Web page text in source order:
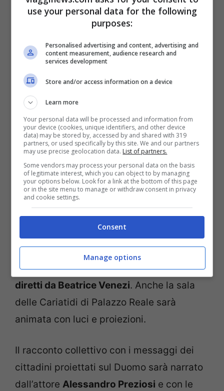
La notte del 31 dicembre questi pensieri
sarannotrasformati dall’artista Felice
Limosani in grafica generativa, un flusso
di immagini digitali animate che saranno
proiettate sulla facciata del Duomo.
Leggi anche –>Capodanno 2021 online: i
concerti in streaming da non perdere
L’evento del Capodanno a Milano
Dalla mezzanotte
scena in diretta, dallasala delle Cariatidi di
Palazzo Reale
concerto dell’Orchestra ‘I
Pomeriggi Musicali’
voce dellasoprano Francesca Manzo,
diretti da Beatrice Venezi. Anche la sala
delle Cariatidi di Palazzo Reale sarà
animata con luci e proiezioni.
Il racconto collettivo con i messaggi dei
cittadini proiettati sul Duomo sarà narrato
dall’attore Alessandro Preziosi e con le
use your personal data for the following
purposes:
Personalised advertising and content, advertising and
content measurement, audience research and
services development
Store and/or access information on a device
Learn more
Your personal data will be processed and information from
your device (cookies, unique identifiers, and other device
data) may be stored by, accessed by and shared with 319
partners, or used specifically by this site. We and our partners
may use precise geolocation data. List of partners.
Some vendors may process your personal data on the basis
of legitimate interest, which you can object to by managing
your options below. Look for a link at the bottom of this page
or in the site menu to manage or withdraw consent in privacy
and cookie settings.
Consent
Manage options